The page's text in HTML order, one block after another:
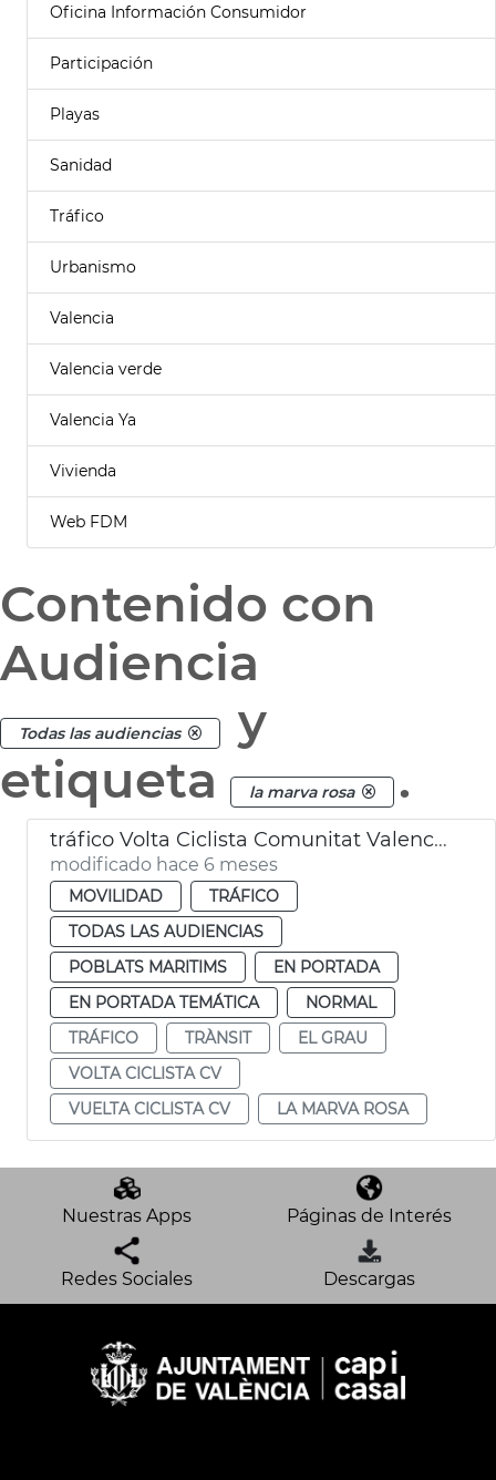
Oficina Información Consumidor
Participación
Playas
Sanidad
Tráfico
Urbanismo
Valencia
Valencia verde
Valencia Ya
Vivienda
Web FDM
Contenido con
Audiencia
Todas las audiencias
y
etiqueta
la marva rosa .
tráfico Volta Ciclista Comunitat Valenciana al paso por València
modificado hace 6 meses
MOVILIDAD
TRÁFICO
TODAS LAS AUDIENCIAS
POBLATS MARITIMS
EN PORTADA
EN PORTADA TEMÁTICA
NORMAL
TRÁFICO
TRÀNSIT
EL GRAU
VOLTA CICLISTA CV
VUELTA CICLISTA CV
LA MARVA ROSA
Nuestras Apps Páginas de Interés
Redes Sociales Descargas